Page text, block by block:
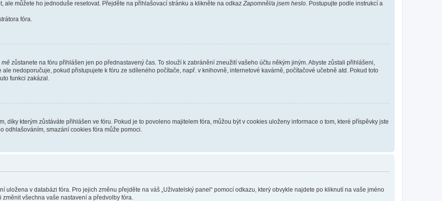
můžete ho jednoduše resetovat. Přejděte na přihlašovací stránku a klikněte na odkaz Zapomněl/a jsem heslo . Postupujte podle instrukcí a
fóra.
mě zůstanete na fóru přihlášen jen po přednastavený čas. To slouží k zabránění zneužití vašeho účtu někým jiným. Abyste zůstali přihlášeni,
ale nedoporučuje, pokud přistupujete k fóru ze sdíleného počítače, např. v knihovně, internetové kavárně, počítačové učebně atd. Pokud toto
funkci zakázal.
díky kterým zůstáváte přihlášen ve fóru. Pokud je to povoleno majitelem fóra, můžou být v cookies uloženy informace o tom, které příspěvky jste
odhlašováním, smazání cookies fóra může pomoci.
uložena v databázi fóra. Pro jejich změnu přejděte na váš „Uživatelský panel“ pomocí odkazu, který obvykle najdete po kliknutí na vaše jméno
všechna vaše nastavení a předvolby fóra.